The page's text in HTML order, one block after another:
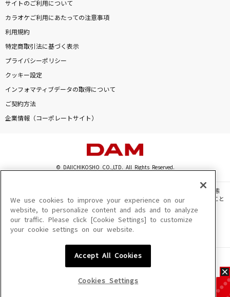
サイトのご利用について
カラオケご利用にあたっての注意事項
利用規約
特定商取引法に基づく表示
プライバシーポリシー
クッキー設定
インフォマティブデータの取得について
ご契約方法
企業情報（コーポレートサイト）
© DAIICHIKOSHO CO.,LTD. All Rights Reserved.
このサイトに掲載されている一切の文章・画像・写真・動画・音声等を、手段や形態
を問わず、著作権法の定める範囲を超えて無断で複製、転載、ファイル化などすること
を禁じます。
楽曲及びコンテンツは、機種によりご利用いただけない場合があります。
楽曲及びコンテンツの配信日、配信内容が変更になる場合があります。
We use cookies to improve your experience on our
website, to personalize content and ads and to analyze
our traffic. Please click [Cookie Settings] to customize
your cookie settings on our website.
Accept All Cookies
Cookies Settings